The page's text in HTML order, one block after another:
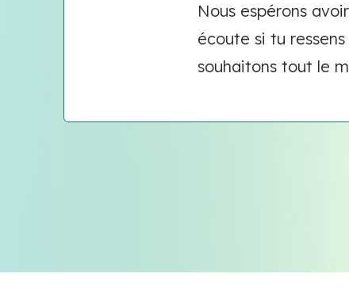
Nous espérons
écoute si tu
souhaitons tout le